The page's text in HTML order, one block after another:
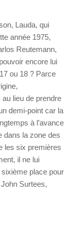
Lauda, qui
année 1975,
Reutemann,
encore lui
ou 18 ? Parce
lieu de prendre
demi-point car la
à l’avance
dans la zone des
les six premières
il ne lui
place pour
Surtees,